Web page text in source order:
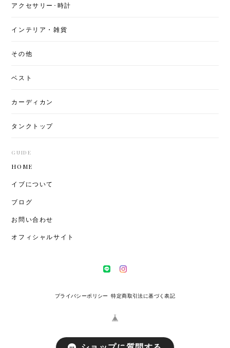
アクセサリー･時計
インテリア・雑貨
その他
ベスト
カーディカン
タンクトップ
GUIDE
HOME
イブについて
ブログ
お問い合わせ
オフィシャルサイト
プライバシーポリシー 特定商取引法に基づく表記